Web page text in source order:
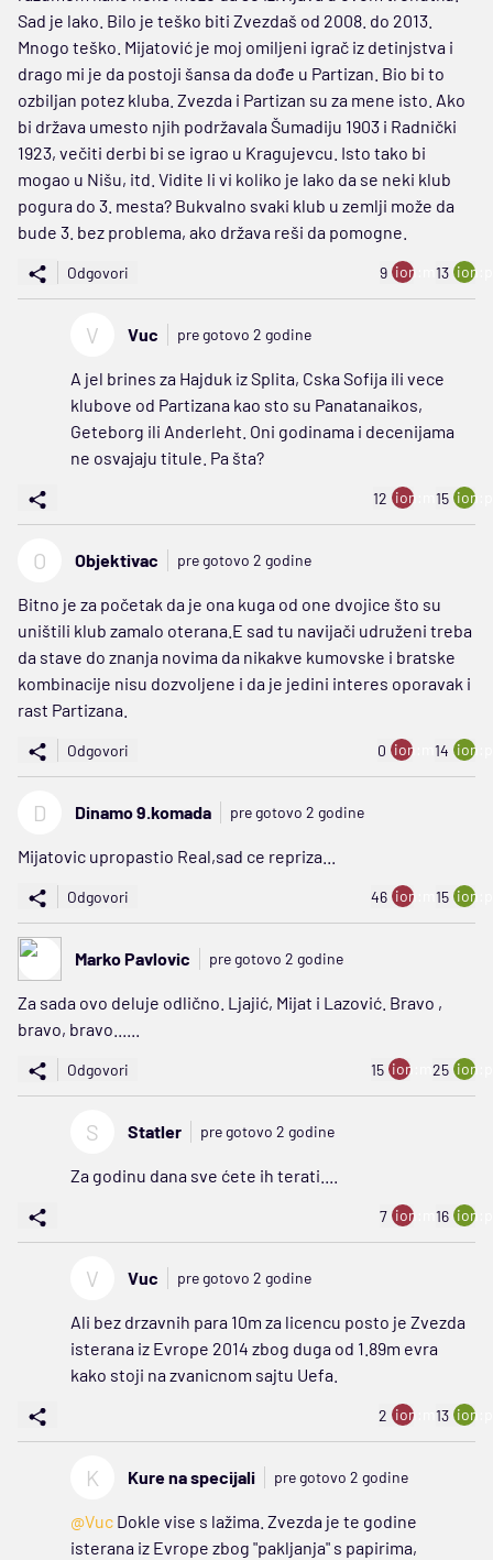
Sad je lako. Bilo je teško biti Zvezdaš od 2008. do 2013.
Mnogo teško. Mijatović je moj omiljeni igrač iz detinjstva i
drago mi je da postoji šansa da dođe u Partizan. Bio bi to
ozbiljan potez kluba. Zvezda i Partizan su za mene isto. Ako
bi država umesto njih podržavala Šumadiju 1903 i Radnički
1923, večiti derbi bi se igrao u Kragujevcu. Isto tako bi
mogao u Nišu, itd. Vidite li vi koliko je lako da se neki klub
pogura do 3. mesta? Bukvalno svaki klub u zemlji može da
bude 3. bez problema, ako država reši da pomogne.
Odgovori 9 ion:minus
13
V Vuc pre gotovo 2 godine
A jel brines za Hajduk iz Splita, Cska Sofija ili vece
klubove od Partizana kao sto su Panatanaikos,
Geteborg ili Anderleht. Oni godinama i decenijama
ne osvajaju titule. Pa šta?
12 ion:minus
15
O Objektivac pre gotovo 2 godine
Bitno je za početak da je ona kuga od one dvojice što su
uništili klub zamalo oterana.E sad tu navijači udruženi treba
da stave do znanja novima da nikakve kumovske i bratske
kombinacije nisu dozvoljene i da je jedini interes oporavak i
rast Partizana.
Odgovori 0 ion:minus
14
D Dinamo 9.komada pre gotovo 2 godine
Mijatovic upropastio Real,sad ce repriza...
Odgovori 46 ion:minus
15
Marko Pavlovic pre gotovo 2 godine
Za sada ovo deluje odlično. Ljajić, Mijat i Lazović. Bravo ,
bravo, bravo......
Odgovori 15 ion:minus
25
S Statler pre gotovo 2 godine
Za godinu dana sve ćete ih terati....
7 ion:minus
16
V Vuc pre gotovo 2 godine
Ali bez drzavnih para 10m za licencu posto je Zvezda
isterana iz Evrope 2014 zbog duga od 1.89m evra
kako stoji na zvanicnom sajtu Uefa.
2 ion:minus
13
K Kure na specijali pre gotovo 2 godine
@Vuc Dokle vise s lažima. Zvezda je te godine
isterana iz Evrope zbog "pakljanja" s papirima,